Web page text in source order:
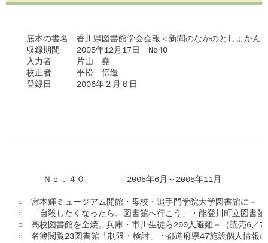
底本の書名　香川県図書館学会会報＜新聞のなかのとしょかん
収録期間　　2005年12月17日　No40
入力者　　　片山　堯
校正者　　　平松　伝造
登録日　　　2006年２月６日
Ｎｏ．４０　　　　　2005年6月～2005年11月
○　宮本輝ミュージアム開館・母校・追手門学院大学図書館に－
○　「自殺したくなったら、図書館へ行こう」・能登川町立図書
○　高校図書館を全焼。兵庫・市川生徒ら200人避難－（読売6／7
○　名簿閲覧23図書館「制限・検討」・都道府県47施設個人情報